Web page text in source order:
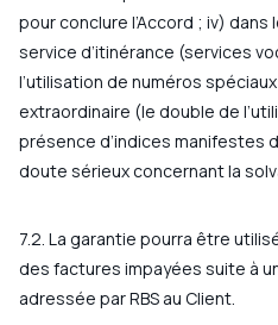
pour conclure l’Accord ; iv) dans
service d’itinérance (services
l’utilisation de numéros
extraordinaire (le double de
présence d’indices manifestes
doute sérieux concernant la
7.2. La garantie pourra être
des factures impayées suite à
adressée par RBS au Client.